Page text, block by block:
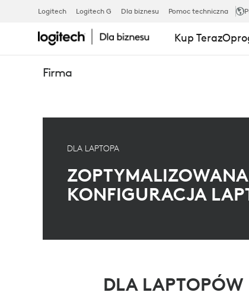
LAPTOPA
Logitech Logitech G Dla biznesu Pomoc techniczna
Kup Teraz
Firma
DLA LAPTOPA
ZOPTYMALIZOWANA
KONFIGURACJA
DLA LAPTOPÓW